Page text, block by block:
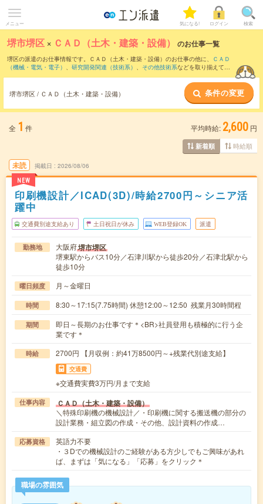
メニュー 気になる! ログイン 検索
堺市堺区 × ＣＡＤ（土木・建築・設備） のお仕事一覧
堺区の派遣のお仕事情報です。ＣＡＤ（土木・建築・設備）のお仕事の他に、
ＣＡＤ
（機械・電気・電子） 、 研究開発関連（技術系） 、 その他技術系などを取り揃えてい
ＣＡＤ（土木・建築・設備）のお仕事とは？とは？
堺市堺区 / ＣＡＤ（土木・建築・設備） 条件の変更
全 1 件 平均時給: 2,600 円
新着順 時給順
未読
NEW
掲載日 2026/08/06
印刷機設計／ICAD(3D)/時給2700円～シニア活
躍中
交通費別途支給あり 土日祝日が休み WEB登録OK 派遣
勤務地 大阪府堺市堺区
堺東駅からバス10分／石津川駅から徒歩20分／石津北駅から
徒歩10分
曜日頻度 月～金曜日
時間 8:30～17:15(7.75時間) 休憩12:00～12:50 残業月30時間程
期間
即日～長期のお仕事です＊<BR>社員登用も積極的に行う企
業です＊
時給 2700円 【月収例：約41万8500円～+残業代別途支給】
交通費
※交通費実費3万円/月まで支給
仕事内容 ＣＡＤ（土木・建築・設備）
＼特殊印刷機の機械設計／・印刷機に関する搬送機の部分の
設計業務・組立図の作成・その他、設計資料の作成…
応募資格
英語力不要
・３Dでの機械設計のご経験がある方少しでもご興味があれ
ば、まずは「気になる」「応募」をクリック＊
職場の雰囲気